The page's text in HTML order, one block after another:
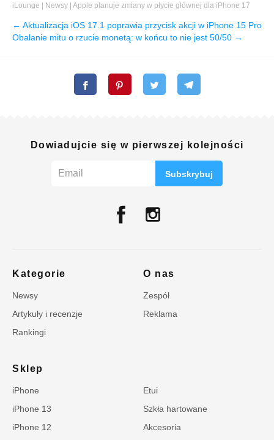
iLounge Newsy Apple planuje zmiany w płycie głównej dla iPhone 17
← Aktualizacja iOS 17.1 poprawia przycisk akcji w iPhone 15 Pro
Obalanie mitu o rzucie monetą: w końcu to nie jest 50/50 →
Dowiadujcie się w pierwszej kolejności
Subskrybuj
Kategorie
Newsy
Artykuły i recenzje
Rankingi
O nas
Zespół
Reklama
Sklep
iPhone
iPhone 13
iPhone 12
Etui
Szkła hartowane
Akcesoria